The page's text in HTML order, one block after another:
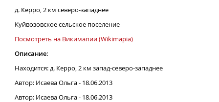
д. Керро, 2 км северо-западнее
Куйвозовское сельское поселение
Посмотреть на Викимапии (Wikimapia)
Описание:
Находится: д. Керро, 2 км запад-северо-западнее
Автор: Исаева Ольга - 18.06.2013
Автор: Исаева Ольга - 18.06.2013